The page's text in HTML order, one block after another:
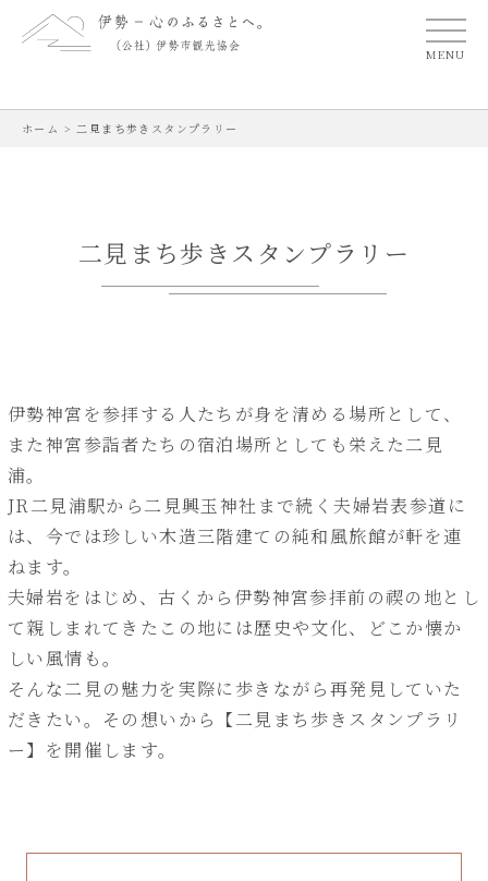
MENU
ホーム >二見まち歩きスタンプラリー
二見まち歩きスタンプラリー
伊勢神宮を参拝する人たちが身を清める場所として、
また神宮参詣者たちの宿泊場所としても栄えた二見
浦。
JR二見浦駅から二見興玉神社まで続く夫婦岩表参道に
は、今では珍しい木造三階建ての純和風旅館が軒を連
ねます。
夫婦岩をはじめ、古くから伊勢神宮参拝前の禊の地とし
て親しまれてきたこの地には歴史や文化、どこか懐か
しい風情も。
そんな二見の魅力を実際に歩きながら再発見していた
だきたい。その想いから【二見まち歩きスタンプラリ
ー】を開催します。